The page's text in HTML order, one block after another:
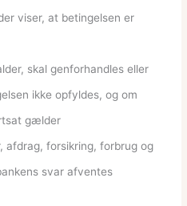
viser, at betingelsen er
skal genforhandles eller
ikke opfyldes, og om
gælder
afdrag, forsikring, forbrug og
svar afventes